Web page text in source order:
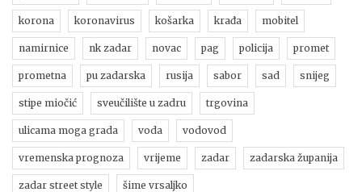
korona koronavirus košarka krađa mobitel
namirnice nk zadar novac pag policija promet
prometna pu zadarska rusija sabor sad snijeg
stipe miočić sveučilište u zadru trgovina
ulicama moga grada voda vodovod
vremenska prognoza vrijeme zadar zadarska županija
zadar street style šime vrsaljko